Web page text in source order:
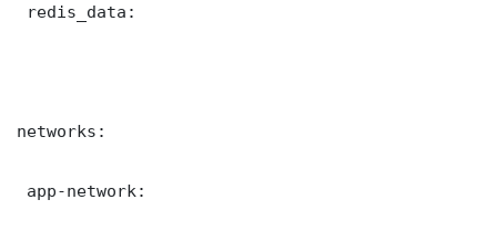
redis_data:
networks:
app-network: